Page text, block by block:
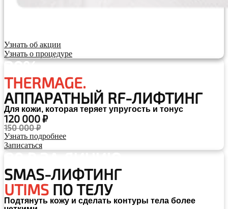
Узнать об акции
Узнать о процедуре
20%
THERMAGE.
АППАРАТНЫЙ RF-ЛИФТИНГ
Для кожи, которая теряет упругость и тонус
120 000 ₽
150 000 ₽
Узнать подробнее
Записаться
80 ₽ ЗА ЛИНИЮ
SMAS-ЛИФТИНГ
UTIMS ПО ТЕЛУ
Подтянуть кожу и сделать контуры тела более